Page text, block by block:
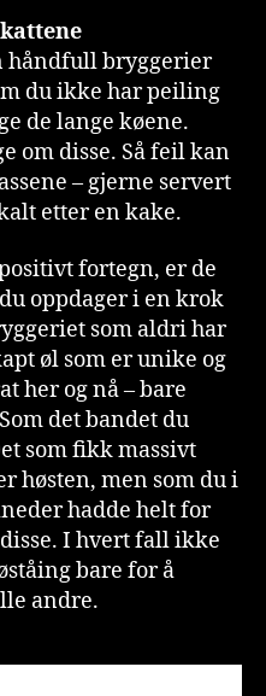
håndfull bryggerier
du ikke har peiling
de lange køene.
om disse. Så feil kan
– gjerne servert
etter en kake.
fortegn, er de
oppdager i en krok
som aldri har
øl som er unike og
her og nå – bare
det bandet du
som fikk massivt
høsten, men som du i
hadde helt for
I hvert fall ikke
bare for å
andre.